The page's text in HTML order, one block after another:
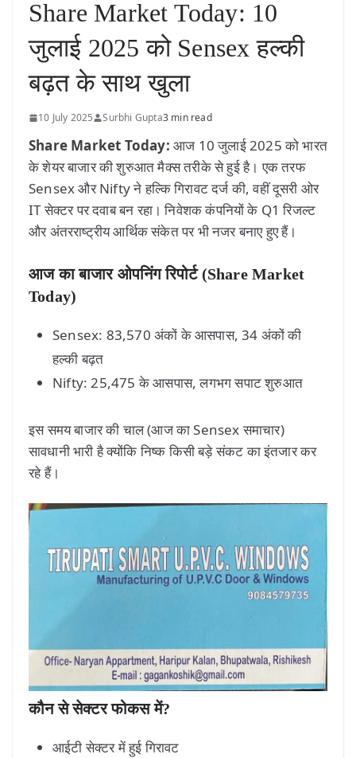
Share Market Today: 10
जुलाई 2025 को Sensex हल्की
बढ़त के साथ खुला
10 July 2025 Surbhi Gupta3 min read
Share Market Today: आज 10 जुलाई 2025 को भारत
के शेयर बाजार की शुरुआत मैक्स तरीके से हुई है। एक तरफ
Sensex और Nifty ने हल्कि गिरावट दर्ज की, वहीं दूसरी ओर
IT सेक्टर पर दवाब बन रहा। निवेशक कंपनियों के Q1 रिजल्ट
और अंतरराष्ट्रीय आर्थिक संकेत पर भी नजर बनाए हुए हैं।
आज का बाजार ओपनिंग रिपोर्ट (Share Market
Today)
Sensex: 83,570 अंकों के आसपास, 34 अंकों की
हल्की बढ़त
Nifty: 25,475 के आसपास, लगभग सपाट शुरुआत
इस समय बाजार की चाल (आज का Sensex समाचार)
सावधानी भारी है क्योंकि निष्क किसी बड़े संकट का इंतजार कर
रहे हैं।
कौन से सेक्टर फोकस में?
आईटी सेक्टर में हुई गिरावट